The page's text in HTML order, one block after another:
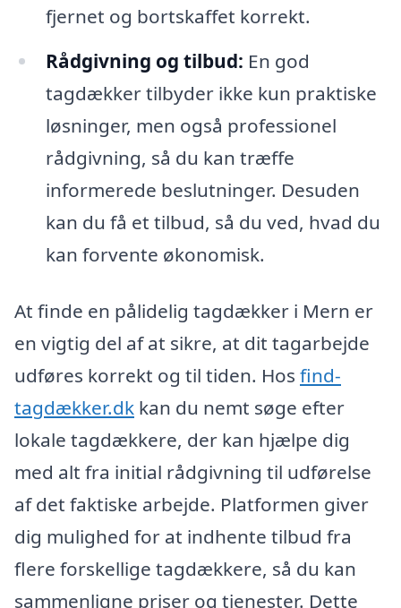
fjernet og bortskaffet korrekt.
Rådgivning og tilbud: En god
tagdækker tilbyder ikke kun praktiske
løsninger, men også professionel
rådgivning, så du kan træffe
informerede beslutninger. Desuden
kan du få et tilbud, så du ved, hvad du
kan forvente økonomisk.
At finde en pålidelig tagdækker i Mern er
en vigtig del af at sikre, at dit tagarbejde
udføres korrekt og til tiden. Hos find-
tagdækker.dk kan du nemt søge efter
lokale tagdækkere, der kan hjælpe dig
med alt fra initial rådgivning til udførelse
af det faktiske arbejde. Platformen giver
dig mulighed for at indhente tilbud fra
flere forskellige tagdækkere, så du kan
sammenligne priser og tjenester. Dette